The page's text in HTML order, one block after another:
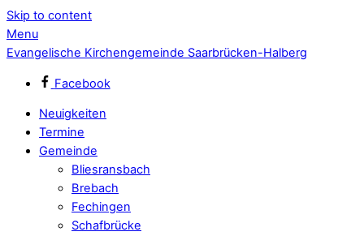
Skip to content
Menu
Evangelische Kirchengemeinde Saarbrücken-Halberg
Facebook
Neuigkeiten
Termine
Gemeinde
Bliesransbach
Brebach
Fechingen
Schafbrücke